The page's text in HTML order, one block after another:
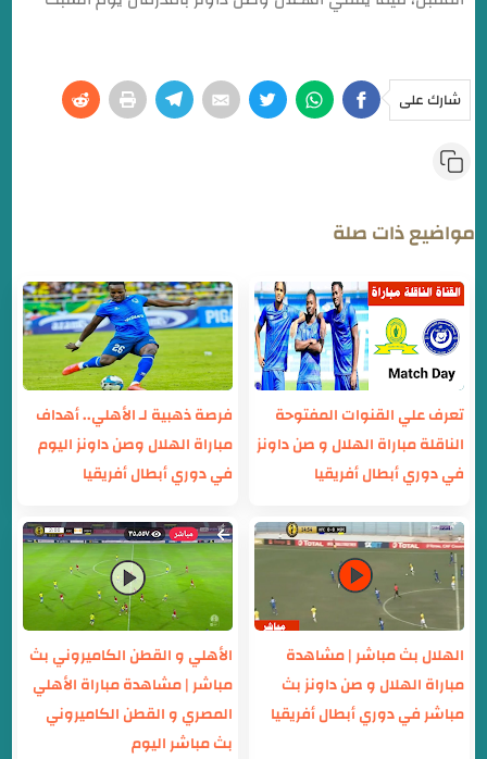
شارك على
مواضيع ذات صلة
تعرف علي القنوات المفتوحة
الناقلة مباراة الهلال و صن داونز
في دوري أبطال أفريقيا
فرصة ذهبية لـ الأهلي.. أهداف
مباراة الهلال وصن داونز اليوم
في دوري أبطال أفريقيا
الهلال بث مباشر | مشاهدة
مباراة الهلال و صن داونز بث
مباشر في دوري أبطال أفريقيا
الأهلي و القطن الكاميروني بث
مباشر | مشاهدة مباراة الأهلي
المصري و القطن الكاميروني
بث مباشر اليوم